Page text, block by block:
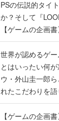
世界が認めるゲ
とはいったい何
ウ・外山圭一郎
れたこだわりを
画書】
【ゲームの企画
上げたのは反骨心
い企画書のもと
ズを生まれ変わ